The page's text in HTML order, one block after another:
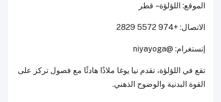
الموقع: اللؤلؤة – قطر
الاتصال: +974 5572 2829
إنستغرام: @niyayoga
تقع في اللؤلؤة، تقدم نيا يوغا ملاذًا هادئًا مع فصول تركز على
القوة البدنية والوضوح الذهني.